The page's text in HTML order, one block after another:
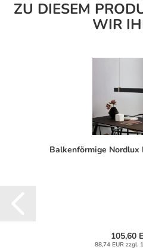
ZU DIESEM
WIR
Balkenförmige Nordlux
105,60
88,74 EUR zzgl.